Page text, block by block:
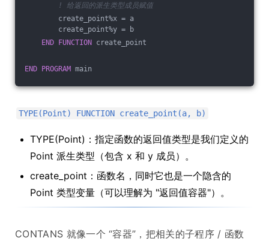
! 给返回的派生类型成员赋值
create_point%x = a
create_point%y = b
END
FUNCTION create_point
END PROGRAM main
TYPE(Point) FUNCTION create_point(a, b)
TYPE(Point)：指定函数的返回值类型是我们定义的
Point 派生类型（包含 x 和 y 成员）。
create_point：函数名，同时它也是一个隐含的
Point 类型变量（可以理解为 "返回值容器"）。
CONTANS 就像一个 “容器”，把相关的子程序 / 函数